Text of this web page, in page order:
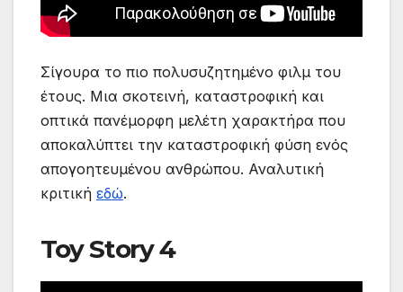
Σίγουρα το πιο πολυσυζητημένο φιλμ του
έτους. Μια σκοτεινή, καταστροφική και
οπτικά πανέμορφη μελέτη χαρακτήρα που
αποκαλύπτει την καταστροφική φύση ενός
απογοητευμένου ανθρώπου. Αναλυτική
κριτική εδώ.
Toy Story 4